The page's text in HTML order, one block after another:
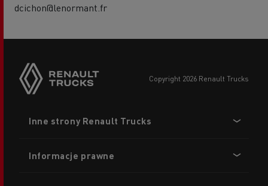
dcichon@lenormant.fr
copyright 2026 Renault Trucks
menu
Inne strony Renault Trucks
Informacje prawne